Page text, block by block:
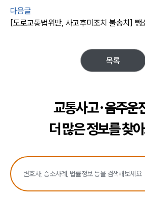
다음글
목록
교통사고·음주운
더 많은 정보를 찾